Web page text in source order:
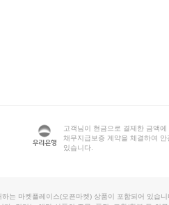
고객님이 현금으로 결제한 금액
채무지급보증 계약을 체결하여 안
있습니다.
는 마켓플레이스(오픈마켓) 상품이 포함되어 있습니